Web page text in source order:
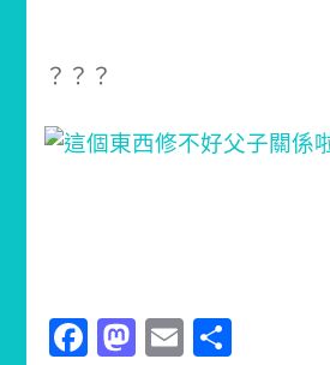
？？？
Facebook
Mastodon
Email